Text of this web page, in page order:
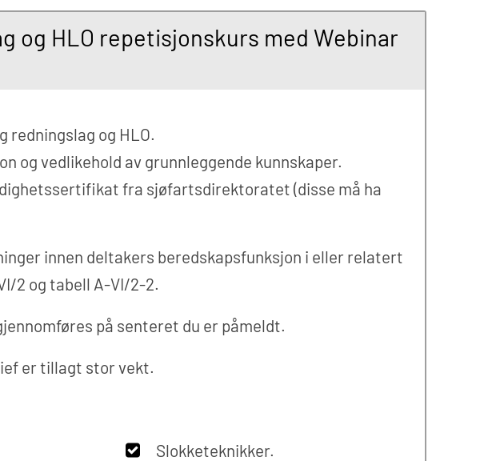
og HLO repetisjonskurs med Webinar
redningslag og HLO.
og vedlikehold av grunnleggende kunnskaper.
fra sjøfartsdirektoratet (disse må ha
innen deltakers beredskapsfunksjon i eller relatert
2 og tabell A-VI/2-2.
på senteret du er påmeldt.
er tillagt stor vekt.
Slokketeknikker.